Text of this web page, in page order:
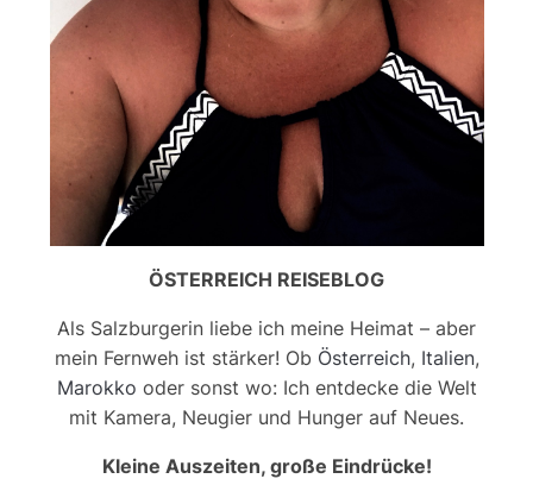
ÖSTERREICH REISEBLOG
Als Salzburgerin liebe ich meine Heimat – aber
mein Fernweh ist stärker! Ob Österreich, Italien,
Marokko oder sonst wo: Ich entdecke die Welt
mit Kamera, Neugier und Hunger auf Neues.
Kleine Auszeiten, große Eindrücke!